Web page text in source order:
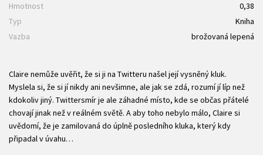
Hmotnost
0,38
Typ
Kniha
Vazba
brožovaná lepená
Claire nemůže uvěřit, že si ji na Twitteru našel její vysněný kluk.
Myslela si, že si jí nikdy ani nevšimne, ale jak se zdá, rozumí jí líp než
kdokoliv jiný. Twittersmír je ale záhadné místo, kde se občas přátelé
chovají jinak než v reálném světě. A aby toho nebylo málo, Claire si
uvědomí, že je zamilovaná do úplně posledního kluka, který kdy
připadal v úvahu…